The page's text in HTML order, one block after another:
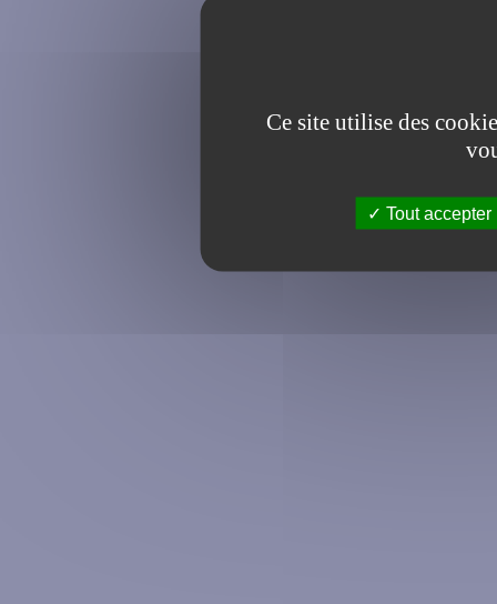
Ce site utilise des
Tout accepter